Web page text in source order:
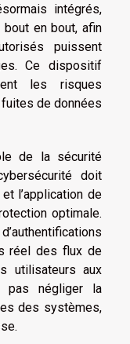
intégrés,
en bout, afin
puissent
Ce dispositif
les risques
de données
de la sécurité
doit
l’application de
optimale.
réel des flux de
utilisateurs aux
pas négliger la
des systèmes,